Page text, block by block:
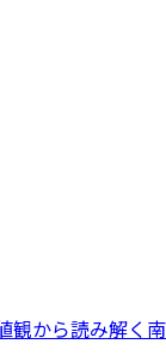
観から読み解く